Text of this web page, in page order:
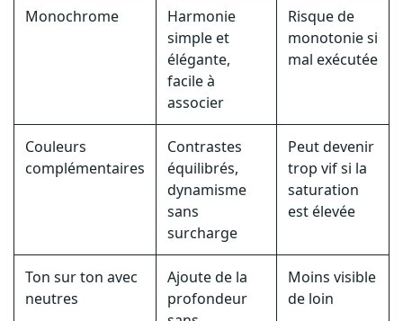
Monochrome
Harmonie
simple et
élégante,
facile à
associer
Risque de
monotonie si
mal exécutée
Couleurs
complémentaires
Contrastes
équilibrés,
dynamisme
sans
surcharge
Peut devenir
trop vif si la
saturation
est élevée
Ton sur ton avec
neutres
Ajoute de la
profondeur
Moins visible
de loin